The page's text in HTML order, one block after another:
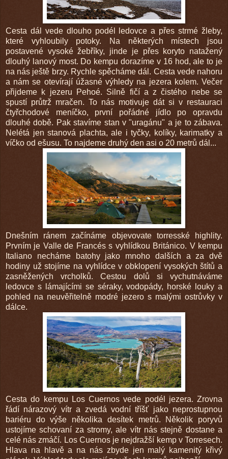
Cesta dál vede dlouho podél ledovce a přes strmé žleby,
které vyhloubily potoky. Na některých místech jsou
postavené vysoké žebříky, jinde je přes koryto natažený
dlouhý lanový most. Do kempu dorazíme v 16 hod, ale to je
na nás ještě brzy. Rychle spěcháme dál. Cesta vede nahoru
a nám se otevírají úžasné výhledy na jezera kolem. Večer
přijdeme k jezeru Pehoé. Silně fičí a z čistého nebe se
spustí průtrž mračen. To nás motivuje dát si v restauraci
čtyřchodové meníčko, první pořádné jídlo po opravdu
dlouhé době. Pak stavíme stan v "uragánu" a je to zábava.
Nelétá jen stanová plachta, ale i tyčky, kolíky, karimatky a
víčko od ešusu. To najdeme druhý den asi o 20 metrů dál...
Dnešním ránem začínáme objevovate torresské highlity.
Prvním je Valle de Francés s vyhlídkou Británico. V kempu
Italiano necháme batohy jako mnoho dalších a za dvě
hodiny už stojíme na vyhlídce v obklopení vysokých štítů a
zasněžených vrcholků. Cestou dolů si vychutnáváme
ledovce s lámajícími se séraky, vodopády, horské louky a
pohled na neuvěřitelně modré jezero s malými ostrůvky v
dálce.
Cesta do kempu Los Cuernos vede podél jezera. Zrovna
řádí nárazový vítr a zvedá vodní tříšť jako neprostupnou
bariéru do výše několika desítek metrů. Několik poryvů
ustojíme schovaní za stromy, ale vítr nás stejně dostane a
celé nás zmáčí. Los Cuernos je nejdražší kemp v Torresech.
Hlava na hlavě a na nás zbyde jen malý kamenitý křivý